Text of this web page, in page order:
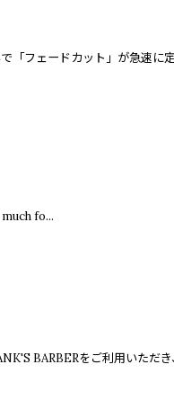
「フェードカット」が急速に
fo...
BARBERをご利用いただき